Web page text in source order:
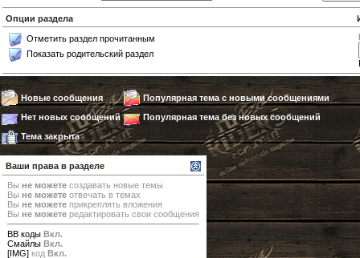
Опции раздела
Отметить раздел прочитанным
Показать родительский раздел
Новые сообщения
Популярная тема с новыми сообщениями
Нет новых сообщений
Популярная тема без новых сообщений
Тема закрыта
Ваши права в разделе
Вы не можете создавать новые темы
Вы не можете отвечать в темах
Вы не можете прикреплять вложения
Вы не можете редактировать свои сообщения
BB коды Вкл.
Смайлы Вкл.
[IMG] код Вкл.